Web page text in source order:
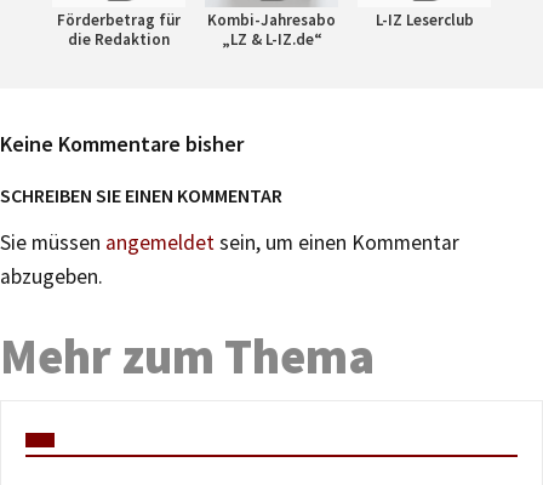
Förderbetrag für
die Redaktion
Kombi-Jahresabo
„LZ & L-IZ.de“
L-IZ Leserclub
Keine Kommentare bisher
SCHREIBEN SIE EINEN KOMMENTAR
Sie müssen angemeldetsein, um einen Kommentar
abzugeben.
Mehr zum Thema